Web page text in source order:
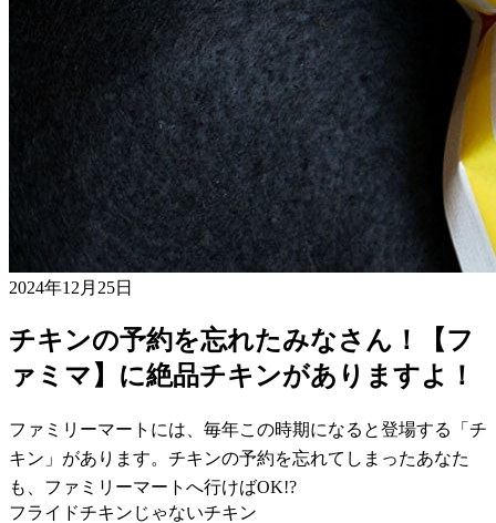
2024年12月25日
チキンの予約を忘れたみなさん！【フ
ァミマ】に絶品チキンがありますよ！
ファミリーマートには、毎年この時期になると登場する「チ
キン」があります。チキンの予約を忘れてしまったあなた
も、ファミリーマートへ行けばOK!?
フライドチキンじゃないチキン